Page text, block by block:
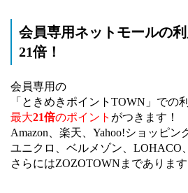
会員専用ネットモールの
21倍！
会員専用の
「ときめきポイントTOWN」での
最大21倍のポイント がつきます！
Amazon、楽天、Yahoo!ショッピン
ユニクロ、ベルメゾン、LOHACO、
さらにはZOZOTOWNまであります